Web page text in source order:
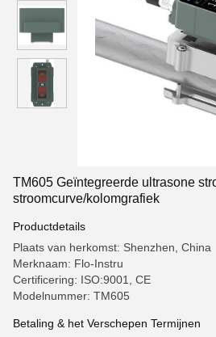
TM605 Geïntegreerde ultrasone
stroomcurve/kolomgrafiek
Productdetails
Plaats van herkomst: Shenzhen, China
Merknaam: Flo-Instru
Certificering: ISO:9001, CE
Modelnummer: TM605
Betaling & het Verschepen Termijnen